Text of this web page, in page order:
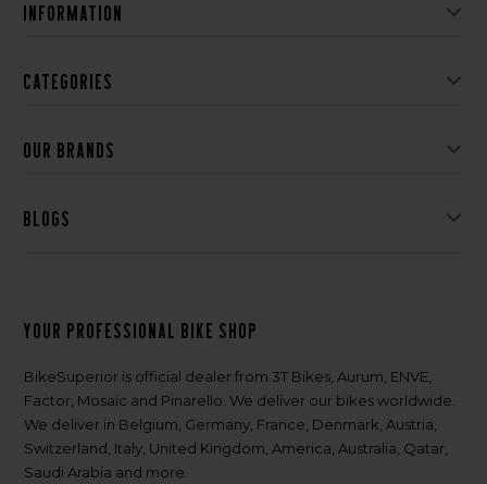
Information
Categories
Our brands
Blogs
Your professional bike shop
BikeSuperior is official dealer from 3T Bikes, Aurum, ENVE,
Factor, Mosaic and Pinarello. We deliver our bikes worldwide.
We deliver in Belgium, Germany, France, Denmark, Austria,
Switzerland, Italy, United Kingdom, America, Australia, Qatar,
Saudi Arabia and more.